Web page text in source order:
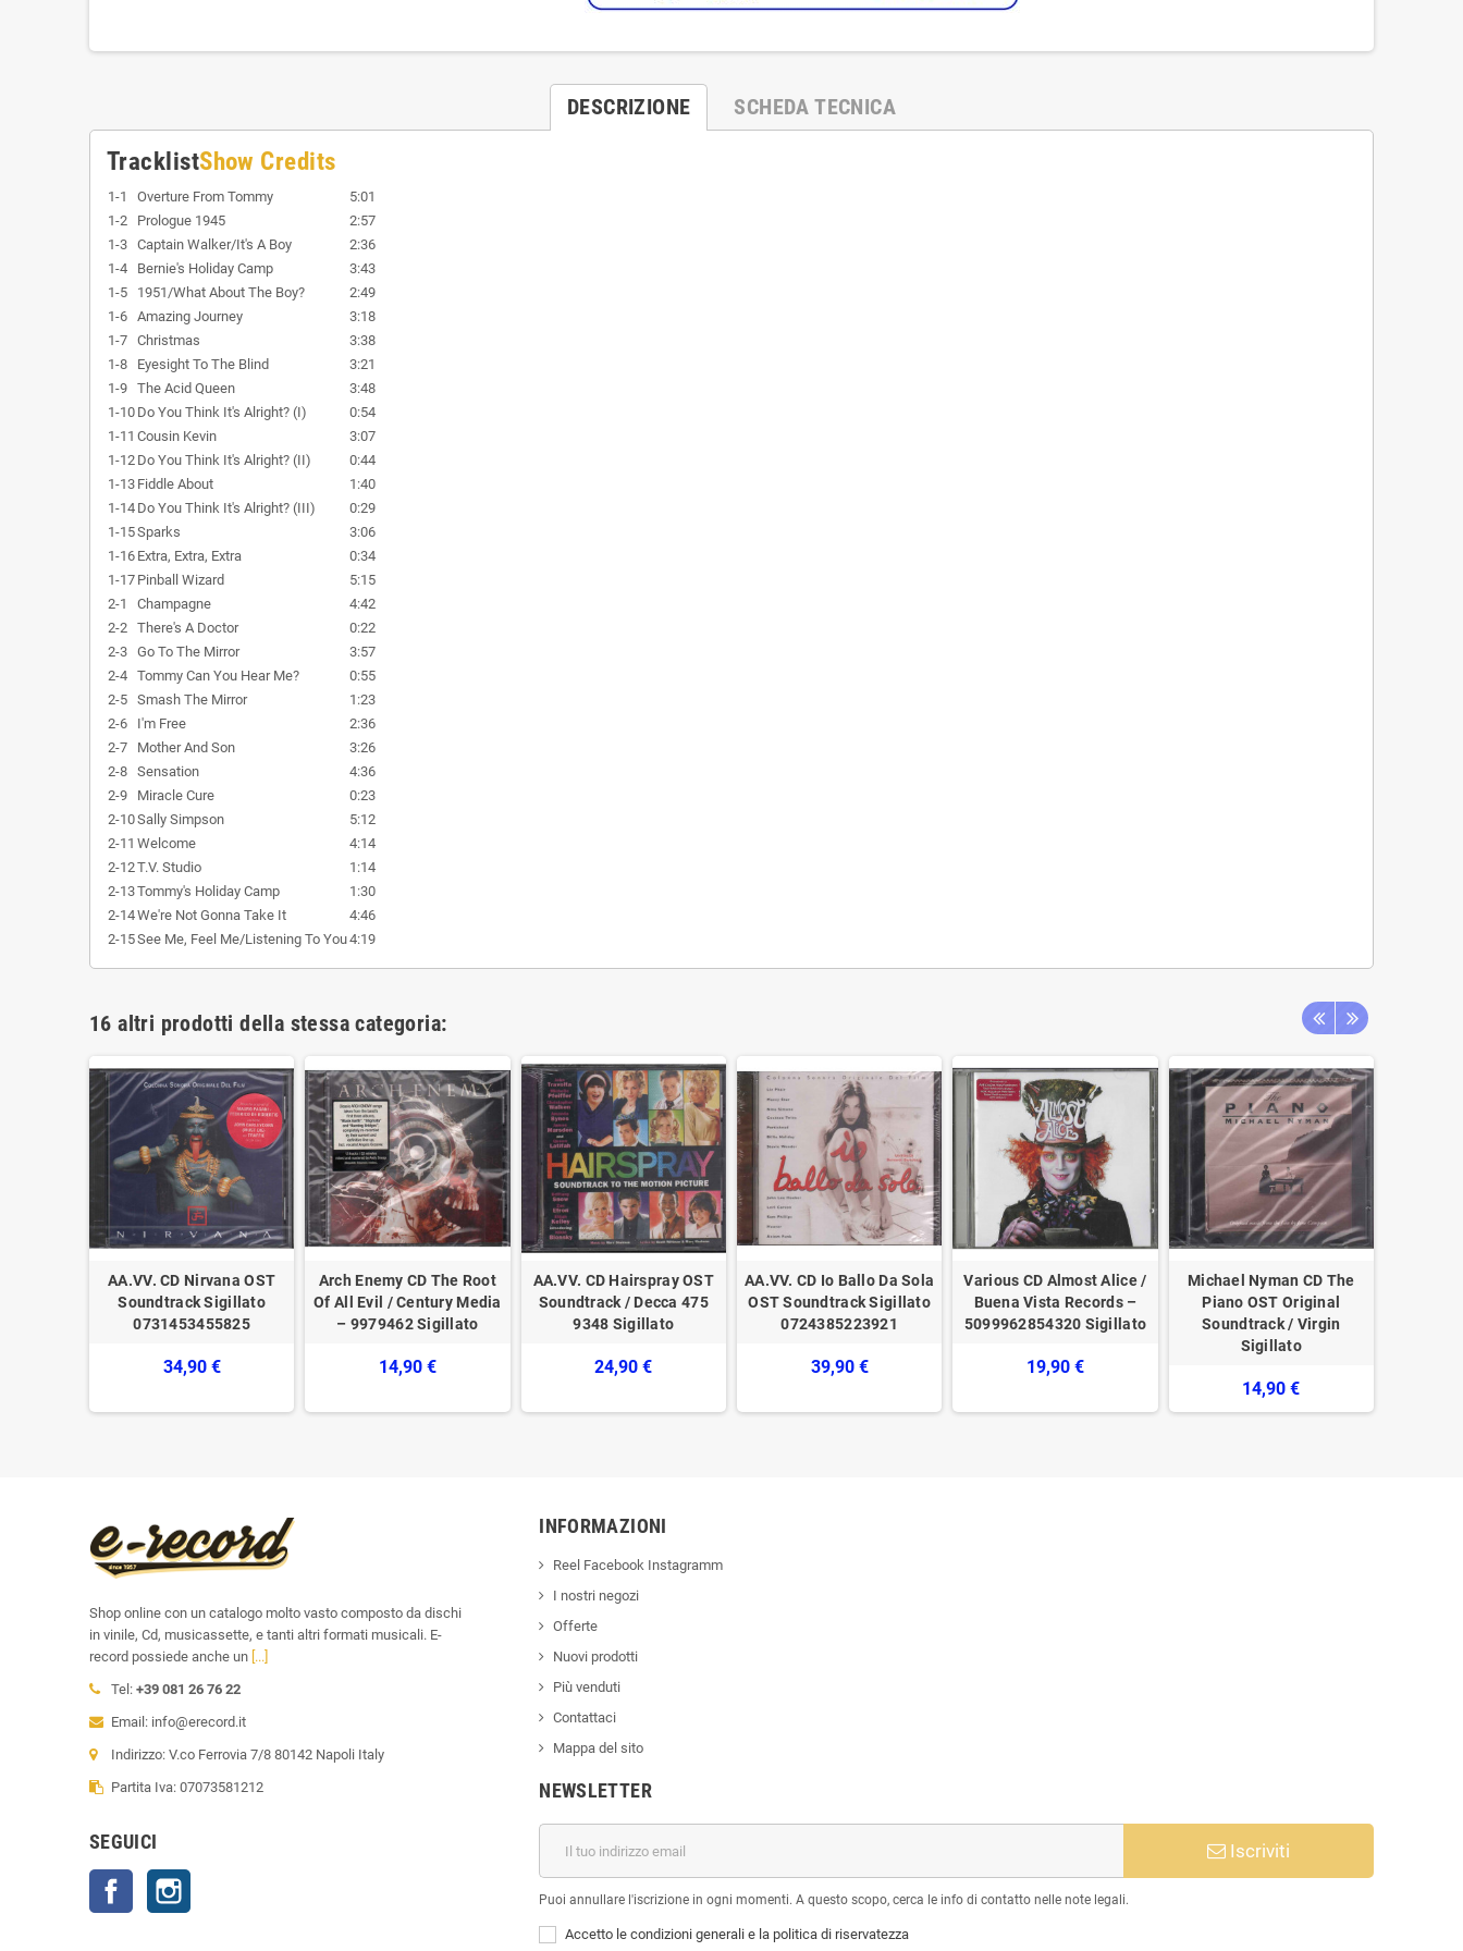
DESCRIZIONE SCHEDA TECNICA
TracklistShow Credits
1-1 Overture From Tommy
5:01
1-2
Prologue 1945
2:57
1-3 Captain Walker/It's A Boy
2:36
1-4
Bernie's Holiday Camp
3:43
1-5
1951/What About The Boy?
2:49
1-6 Amazing Journey
3:18
1-7 Christmas
3:38
1-8
Eyesight To The Blind
3:21
1-9 The Acid Queen
3:48
1-10 Do You Think It's Alright? (I)
0:54
1-11 Cousin Kevin
3:07
1-12 Do You Think It's Alright? (II)
0:44
1-13 Fiddle About
1:40
1-14 Do You Think It's Alright? (III)
0:29
1-15Sparks
3:06
1-16 Extra, Extra, Extra
0:34
1-17 Pinball Wizard
5:15
2-1
Champagne
4:42
2-2 There's A Doctor
0:22
2-3 Go To The Mirror
3:57
2-4 Tommy Can You Hear Me?
0:55
2-5 Smash The Mirror
1:23
2-6
I'm Free
2:36
2-7
Mother And Son
3:26
2-8 Sensation
4:36
2-9
Miracle Cure
0:23
2-10Sally Simpson
5:12
2-11 Welcome
4:14
2-12T.V. Studio
1:14
2-13Tommy's Holiday Camp
1:30
2-14We're Not Gonna Take It
4:46
2-15See Me, Feel Me/Listening To You4:19
16 altri prodotti della stessa categoria:
AA.VV. CD Nirvana OST
Soundtrack Sigillato
0731453455825
34,90 €
Arch Enemy CD The Root
Of All Evil / Century Media
– 9979462 Sigillato
14,90 €
AA.VV. CD Hairspray OST
Soundtrack / Decca ‎475
9348 Sigillato
24,90 €
AA.VV. ‎CD Io Ballo Da Sola
OST Soundtrack Sigillato
0724385223921
39,90 €
Various CD Almost Alice /
Buena Vista Records –
5099962854320 Sigillato
19,90 €
Michael Nyman CD The
Piano OST Original
Soundtrack / Virgin
Sigillato
14,90 €
Shop online con un catalogo molto vasto composto da dischi
in vinile, Cd, musicassette, e tanti altri formati musicali. E-
record possiede anche un [...]
Tel: +39 081 26 76 22
Email: info@erecord.it
Indirizzo: V.co Ferrovia 7/8 80142 Napoli Italy
Partita Iva: 07073581212
SEGUICI
Facebook
INFORMAZIONI
Reel Facebook Instagramm
I nostri negozi
Offerte
Nuovi prodotti
Più venduti
Contattaci
Mappa del sito
NEWSLETTER
Iscriviti
Puoi annullare l'iscrizione in ogni momenti. A questo scopo, cerca le info di contatto nelle note legali.
Accetto le condizioni generali e la politica di riservatezza